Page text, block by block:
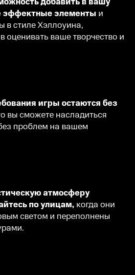
эффектные элементы и
в стиле Хэллоуина,
оценивать ваше творчество и
игры остаются без
вы сможете насладиться
проблем на вашем
атмосферу
по улицам, когда они
светом и переполнены